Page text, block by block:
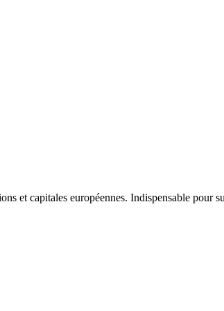
et capitales européennes. Indispensable pour